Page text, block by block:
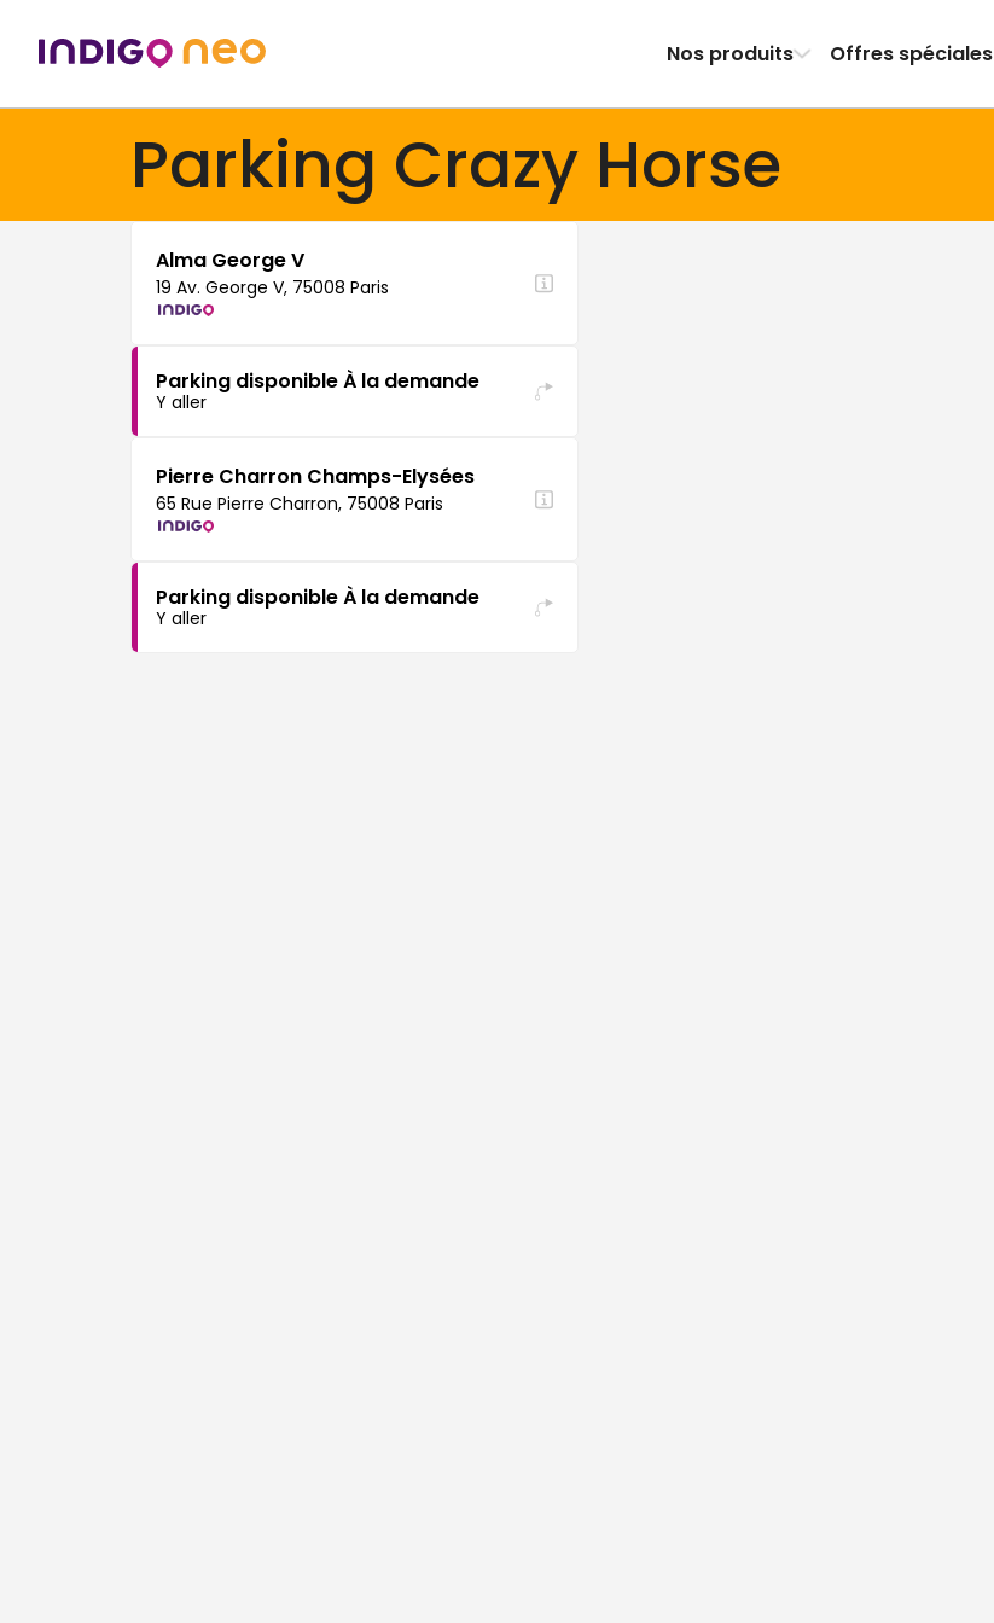
Nos produits Offres spéciales
Parking Crazy Horse
Alma George V
19 Av. George V, 75008 Paris
Parking disponible À la demande
Y aller
Pierre Charron Champs-Elysées
65 Rue Pierre Charron, 75008 Paris
Parking disponible À la demande
Y aller